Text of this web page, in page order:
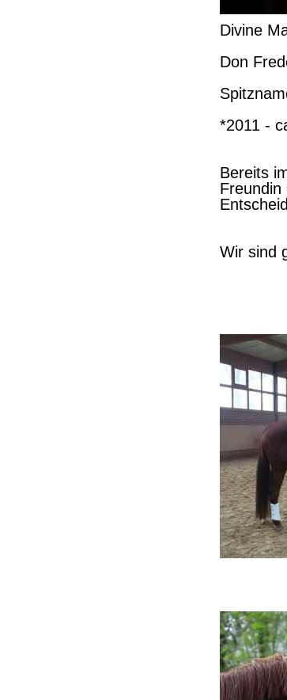
Divine
Don
*2011 -
Bereits
Wir sind